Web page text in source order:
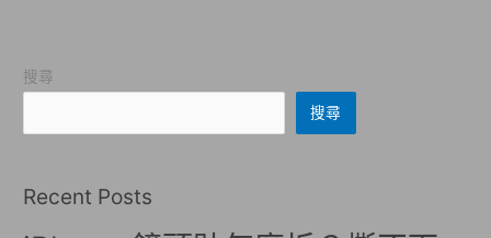
搜尋
搜尋
Recent Posts